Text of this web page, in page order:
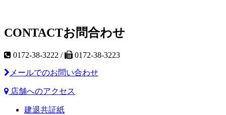
CONTACTお問合わせ
0172-38-3222 / 0172-38-3223
メールでのお問い合わせ
店舗へのアクセス
建退共証紙